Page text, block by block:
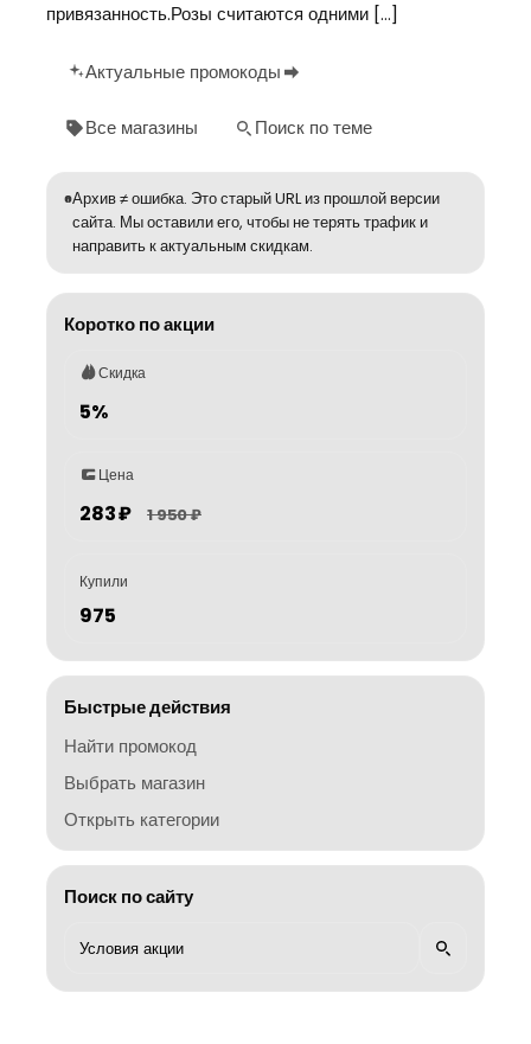
привязанность.Розы считаются одними […]
Актуальные промокоды
Все магазины Поиск по теме
Архив ≠ ошибка. Это старый URL из прошлой версии
сайта. Мы оставили его, чтобы не терять трафик и
направить к актуальным скидкам.
Коротко по акции
Скидка
5%
Цена
283 ₽ 1 950 ₽
Купили
975
Быстрые действия
Найти промокод
Выбрать магазин
Открыть категории
Поиск по сайту